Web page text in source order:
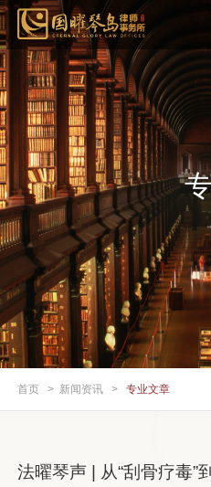
首页 > 新闻资讯 > 专业文章
法曜琴声 | 从“刮骨疗毒”